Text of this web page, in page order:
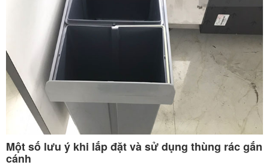
Một số lưu ý khi lắp đặt và sử dụng thùng rác gắn
cánh